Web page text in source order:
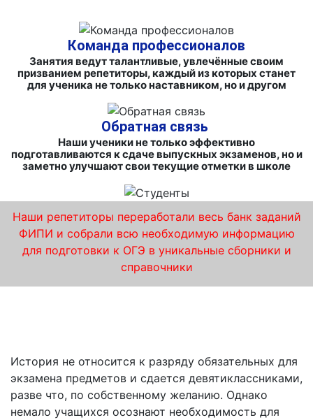
Команда профессионалов
Занятия ведут талантливые, увлечённые своим
призванием репетиторы, каждый из которых станет
для ученика не только наставником, но и другом
Обратная связь
Наши ученики не только эффективно
подготавливаются к сдаче выпускных экзаменов, но и
заметно улучшают свои текущие отметки в школе
Наши репетиторы переработали весь банк заданий
ФИПИ и собрали всю необходимую информацию
для подготовки к ОГЭ в уникальные сборники и
справочники
История не относится к разряду обязательных для
экзамена предметов и сдается девятиклассниками,
разве что, по собственному желанию. Однако
немало учащихся осознают необходимость для